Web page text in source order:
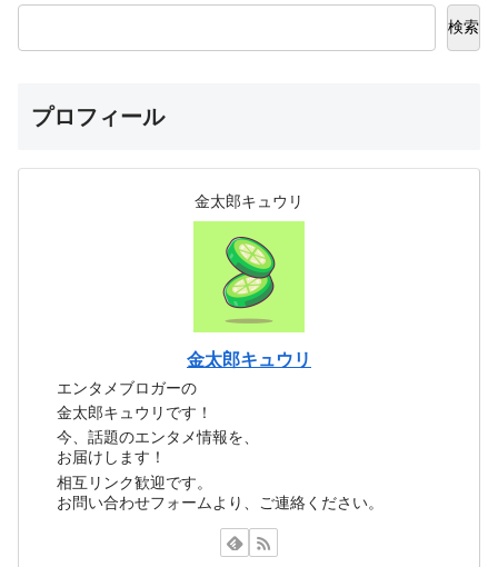
検索
プロフィール
金太郎キュウリ
金太郎キュウリ
エンタメブロガーの
金太郎キュウリです！
今、話題のエンタメ情報を、
お届けします！
相互リンク歓迎です。
お問い合わせフォームより、ご連絡ください。